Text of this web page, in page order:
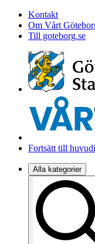
Kontakt
Om Vårt
Till goteborg.se
Fortsätt till
Alla kategorier